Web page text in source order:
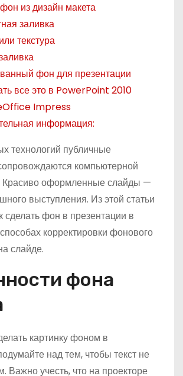
из дизайн макета
заливка
текстура
фон для презентации
все это в PowerPoint 2010
Impress
информация:
технологий публичные
компьютерной
Красиво оформленные слайды —
выступления. Из этой статьи
сделать фон в презентации в
корректировки фонового
слайде.
фона
картинку фоном в
над тем, чтобы текст не
Важно учесть, что на проекторе